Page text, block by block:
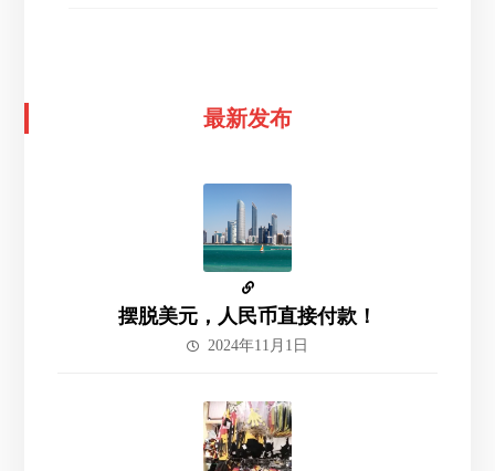
最新发布
摆脱美元，人民币直接付款！
2024年11月1日